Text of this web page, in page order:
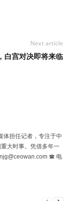
Next article
白宫对决即将来临
体担任记者，专注于中
大时事。凭借多年一
☎ 电